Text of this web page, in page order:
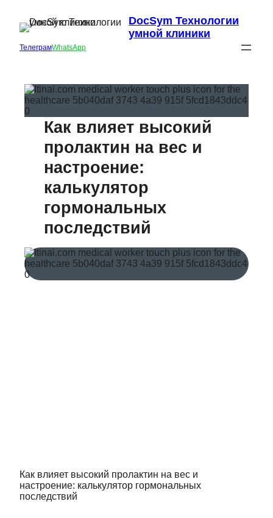
DocSym Технологии
умной клиники
ТелеграмWhatsApp
Как влияет высокий
пролактин на вес и
настроение:
калькулятор
гормональных
последствий
Как влияет высокий пролактин на вес и
настроение: калькулятор гормональных
последствий